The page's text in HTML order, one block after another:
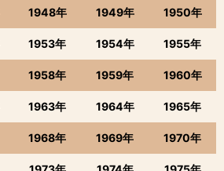
1948年 1949年 1950年
1953年 1954年 1955年
1958年 1959年 1960年
1963年 1964年 1965年
1968年 1969年 1970年